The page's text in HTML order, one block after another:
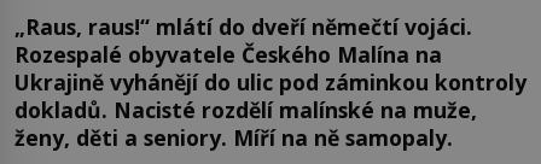
„Raus, raus!“ mlátí do dveří němečtí vojáci.
Rozespalé obyvatele Českého Malína na
Ukrajině vyhánějí do ulic pod záminkou kontroly
dokladů. Nacisté rozdělí malínské na muže,
ženy, děti a seniory. Míří na ně samopaly.